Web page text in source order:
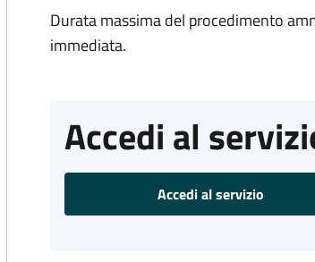
Durata massima del procedimento
immediata.
Accedi al
Accedi al servizio